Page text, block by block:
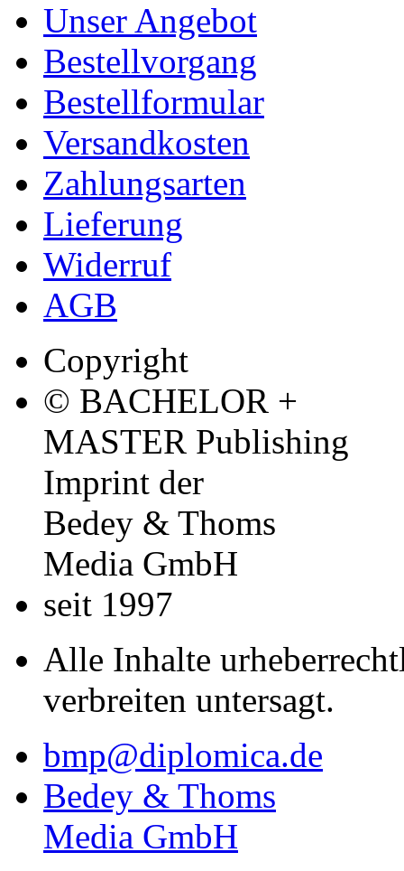
Unser Angebot
Bestellvorgang
Bestellformular
Versandkosten
Zahlungsarten
Lieferung
Widerruf
AGB
Copyright
© BACHELOR +
MASTER Publishing
Imprint der
Bedey & Thoms
Media GmbH
seit 1997
Alle Inhalte
verbreiten untersagt.
bmp@diplomica.de
Bedey & Thoms
Media GmbH